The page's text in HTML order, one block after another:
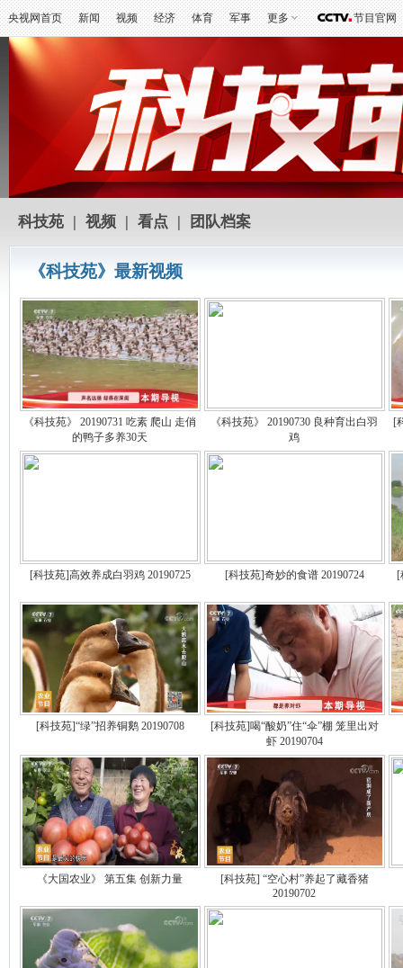
央视网首页 新闻 视频 经济 体育 军事 更多 节目官网
科技苑 | 视频 | 看点 | 团队档案
《科技苑》最新视频
《科技苑》 20190731 吃素 爬山 走俏
的鸭子多养30天
《科技苑》 20190730 良种育出白羽
鸡
[
[科技苑]高效养成白羽鸡 20190725 [科技苑]奇妙的食谱 20190724 [
[科技苑]“绿”招养铜鹅 20190708
[科技苑]喝“酸奶”住“伞”棚 笼里出对
虾 20190704
《大国农业》 第五集 创新力量
[科技苑] “空心村”养起了藏香猪
20190702